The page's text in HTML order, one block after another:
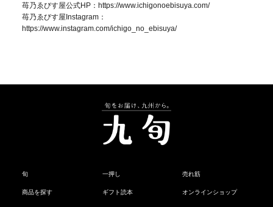
苺乃ゑびす屋公式HP： https://www.ichigonoebisuya.com/
苺乃ゑびす屋Instagram：
https://www.instagram.com/ichigo_no_ebisuya/
旬 一押し 売れ筋
商品を探す ギフト読本 オンラインショップ